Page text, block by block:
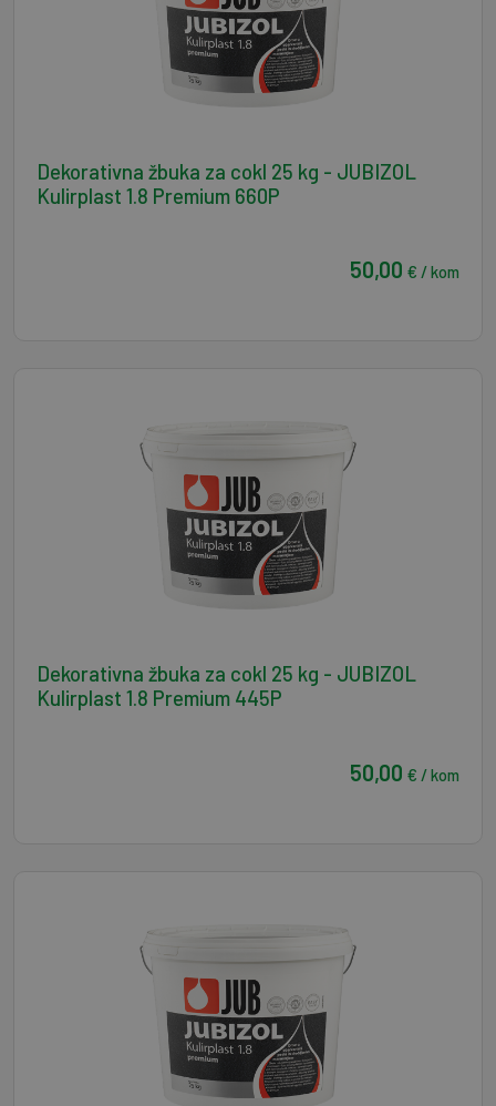
Dekorativna žbuka za cokl 25 kg - JUBIZOL
Kulirplast 1.8 Premium 660P
50,00 € / kom
Dekorativna žbuka za cokl 25 kg - JUBIZOL
Kulirplast 1.8 Premium 445P
50,00 € / kom